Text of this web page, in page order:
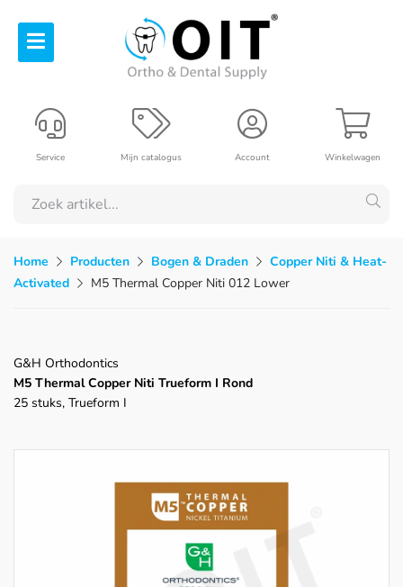
Winkelwagen
Account
Mijn catalogus
Service
Home Producten Bogen & Draden
Copper Niti & Heat-
Activated
M5 Thermal Copper Niti 012 Lower
G&H Orthodontics
M5 Thermal Copper Niti Trueform I Rond
25 stuks, Trueform I